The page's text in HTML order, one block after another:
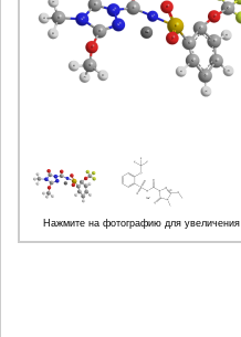
Нажмите на фотографию для увеличения